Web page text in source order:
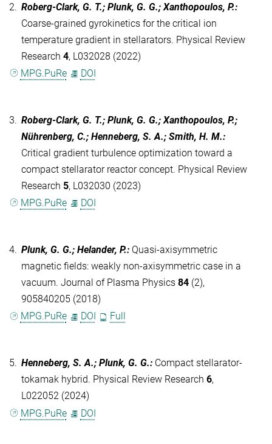
2. Roberg-Clark, G. T.; Plunk, G. G.; Xanthopoulos, P.:
Coarse-grained gyrokinetics for the critical ion
temperature gradient in stellarators. Physical Review
Research 4, L032028 (2022)
MPG.PuRe
DOI
3. Roberg-Clark, G. T.; Plunk, G. G.; Xanthopoulos, P.;
Nührenberg, C.; Henneberg, S. A.; Smith, H. M.:
Critical gradient turbulence optimization toward a
compact stellarator reactor concept. Physical Review
Research 5, L032030 (2023)
MPG.PuRe
DOI
4. Plunk, G. G.; Helander, P.: Quasi-axisymmetric
magnetic fields: weakly non-axisymmetric case in a
vacuum. Journal of Plasma Physics 84 (2),
905840205 (2018)
MPG.PuRe
DOI Full
5. Henneberg, S. A.; Plunk, G. G.: Compact stellarator-
tokamak hybrid. Physical Review Research 6,
L022052 (2024)
MPG.PuRe
DOI